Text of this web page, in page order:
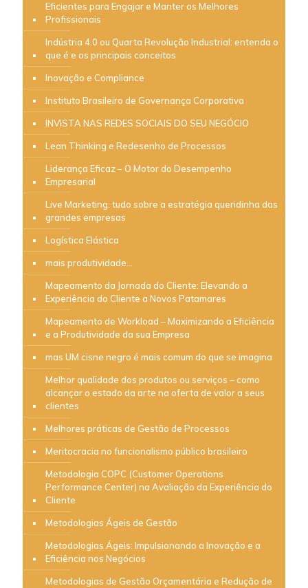
Eficientes para Engajar e Manter os Melhores
Profissionais
Indústria 4.0 ou Quarta Revolução Industrial: entenda o
que é e os principais conceitos
Inovação e Compliance
Instituto Brasileiro de Governança Corporativa
INVISTA NAS REDES SOCIAIS DO SEU NEGÓCIO
Lean Thinking e Redesenho de Processos
Liderança Eficaz – O Motor do Desempenho
Empresarial
Live Marketing: tudo sobre a estratégia queridinha das
grandes empresas
Logística Elástica
mais produtividade…
Mapeamento da Jornada do Cliente: Elevando a
Experiência do Cliente a Novos Patamares
Mapeamento de Workload – Maximizando a Eficiência
e a Produtividade da sua Empresa
mas UM cisne negro é mais comum do que se imagina
Melhor qualidade dos produtos ou serviços – como
alcançar o estado da arte na oferta de valor a seus
clientes
Melhores práticas de Gestão de Processos
Meritocracia no funcionalismo público brasileiro
Metodologia COPC (Customer Operations
Performance Center) na Avaliação da Experiência do
Cliente
Metodologias Ágeis de Gestão
Metodologias Ágeis: Impulsionando a Inovação e a
Eficiência nos Negócios
Metodologias de Gestão Orçamentária e Redução de